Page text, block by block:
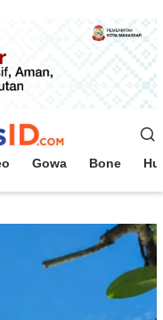
Gowa Bone